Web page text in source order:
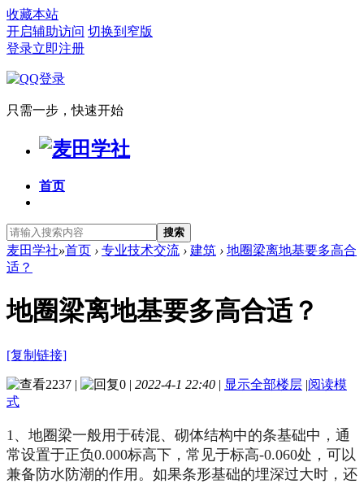
收藏本站
开启辅助访问 切换到窄版
登录立即注册
只需一步，快速开始
首页
搜索
麦田学社»首页 › 专业技术交流 › 建筑 › 地圈梁离地基要多高合
适？
地圈梁离地基要多高合适？
[复制链接]
2237 | 0 | 2022-4-1 22:40 | 显示全部楼层 |阅读模
式
1、地圈梁一般用于砖混、砌体结构中的条基础中，通
常设置于正负0.000标高下，常见于标高-0.060处，可以
兼备防水防潮的作用。如果条形基础的埋深过大时，还